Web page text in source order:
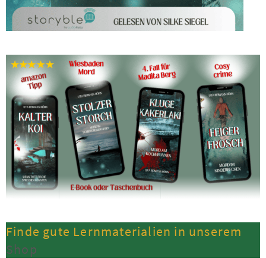
Finde gute Lernmaterialien in unserem
Shop